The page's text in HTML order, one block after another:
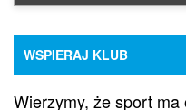
WSPIERAJ KLUB
Wierzymy, że sport ma